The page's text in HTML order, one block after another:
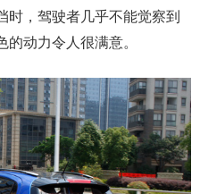
时，驾驶者几乎不能觉察到
动力令人很满意。